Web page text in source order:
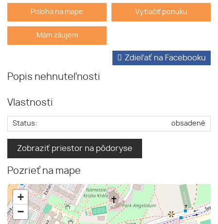
Poloha na mape Vytlačiť ponuku
Mám záujem
Popis nehnuteľnosti
Zdieľať na Facebooku
Vlastnosti
Status: obsadené
Zobraziť priestor na pôdoryse
Pozrieť na mape
+
−